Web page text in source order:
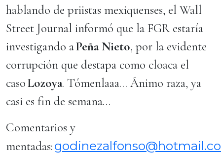
hablando de priistas mexiquenses, el Wall
Street Journal informó que la FGR estaría
investigando aPeña Nieto, por la evidente
corrupción que destapa como cloaca el
casoLozoya. Tómenlaaa… Ánimo raza, ya
casi es fin de semana…
Comentarios y
mentadas: